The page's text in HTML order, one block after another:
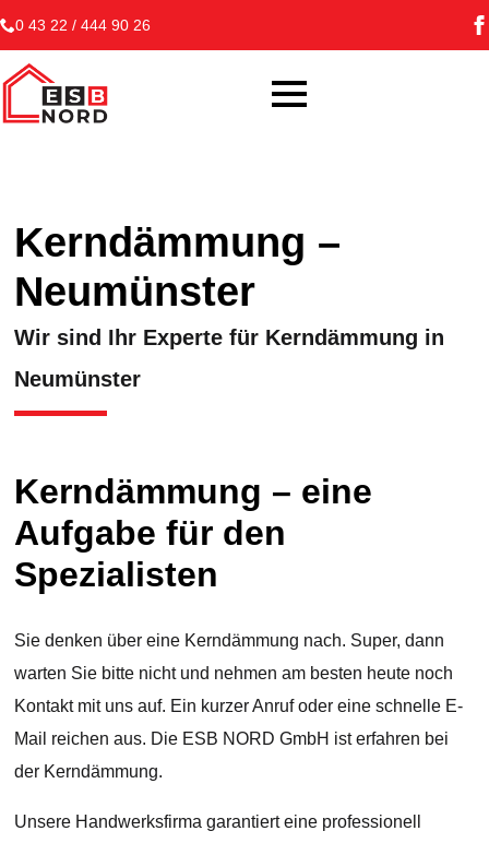
0 43 22 / 444 90 26
Kerndämmung –
Neumünster
Wir sind Ihr Experte für Kerndämmung in
Neumünster
Kerndämmung – eine
Aufgabe für den
Spezialisten
Sie denken über eine Kerndämmung nach. Super, dann
warten Sie bitte nicht und nehmen am besten heute noch
Kontakt mit uns auf. Ein kurzer Anruf oder eine schnelle E-
Mail reichen aus. Die ESB NORD GmbH ist erfahren bei
der Kerndämmung.
Unsere Handwerksfirma garantiert eine professionell